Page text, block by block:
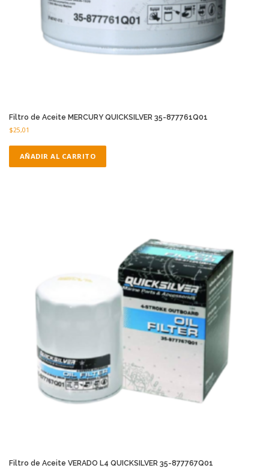
Filtro de Aceite MERCURY QUICKSILVER 35-877761Q01
$25,01
AÑADIR AL CARRITO
Filtro de Aceite VERADO L4 QUICKSILVER 35-877767Q01